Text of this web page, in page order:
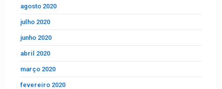
agosto 2020
julho 2020
junho 2020
abril 2020
março 2020
fevereiro 2020